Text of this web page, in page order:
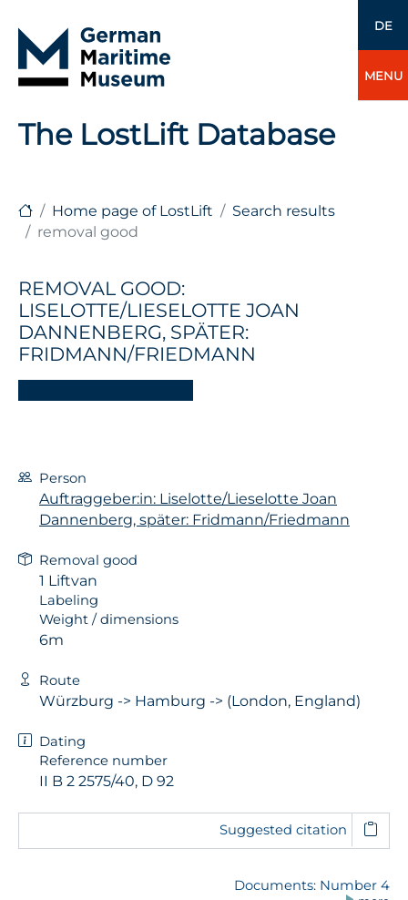
DE
MENU
The LostLift Database
Home page of LostLift
Search results
removal good
REMOVAL GOOD:
LISELOTTE/LIESELOTTE JOAN
DANNENBERG, SPÄTER:
FRIDMANN/FRIEDMANN
Person
Auftraggeber:in: Liselotte/Lieselotte Joan
Dannenberg, später: Fridmann/Friedmann
Removal good
1 Liftvan
Labeling
Weight / dimensions
6m
Route
Würzburg -> Hamburg -> (London, England)
Dating
Reference number
II B 2 2575/40, D 92
Suggested citation
Documents: Number 4